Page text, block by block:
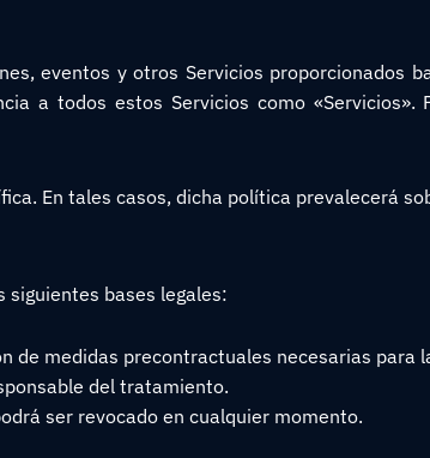
eventos y otros Servicios proporcionados
a todos estos Servicios como «Servicios».
En tales casos, dicha política prevalecerá
siguientes bases legales:
de medidas precontractuales necesarias para
del tratamiento.
ser revocado en cualquier momento.